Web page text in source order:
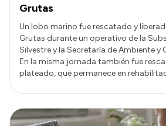
Grutas
Un lobo marino fue rescatado y
Grutas durante un operativo de la
Silvestre y la Secretaría de Ambiente y
En la misma jornada también fue
plateado, que permanece en